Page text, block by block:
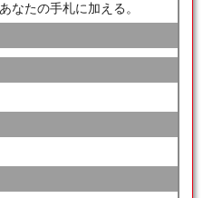
なたの手札に加える。